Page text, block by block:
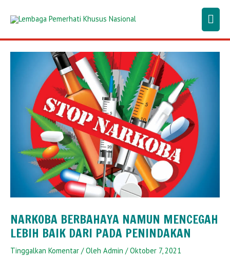
NARKOBA BERBAHAYA NAMUN MENCEGAH
LEBIH BAIK DARI PADA PENINDAKAN
Tinggalkan Komentar / Oleh Admin /Oktober 7, 2021